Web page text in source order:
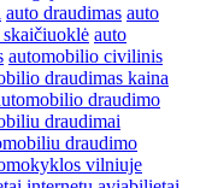
auto draudimas auto
auto
automobilio civilinis
draudimas kaina
draudimo
draudimai
draudimo
vilniuje